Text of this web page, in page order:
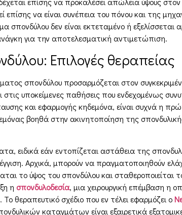
επίσης να είναι συνέπεια του πόνου και της
σπονδύλου δεν είναι εκτεταμένο ή
για την αποτελεσματική αντιμετώπιση.
Επιλογές θεραπείας
σπονδύλου προσαρμόζεται στον
στις υποκείμενες παθήσεις που ενδεχομένως
και εφαρμογής κηδεμόνα, είναι συχνά η
βοηθά στην ακινητοποίηση της
ειδικά εάν εντοπίζεται αστάθεια της
Αρχικά, μπορούν να πραγματοποιηθούν
το ύψος του σπονδύλου και σταθεροποιείται
η σπονδυλοδεσία, μια χειρουργική επέμβαση η
θεραπευτικό σχέδιο που εν τέλει εφαρμόζει ο
καταγμάτων είναι εξαιρετικά